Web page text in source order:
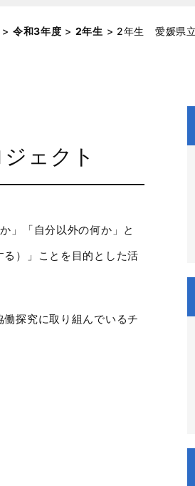
> 令和3年度 > 2年生 > 2年生 愛媛県立
ェクト
」「自分以外の何か」と
）」ことを目的とした活
探究に取り組んでいるチ